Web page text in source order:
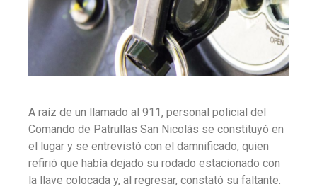
A raíz de un llamado al 911, personal policial del
Comando de Patrullas San Nicolás se constituyó en
el lugar y se entrevistó con el damnificado, quien
refirió que había dejado su rodado estacionado con
la llave colocada y, al regresar, constató su faltante.